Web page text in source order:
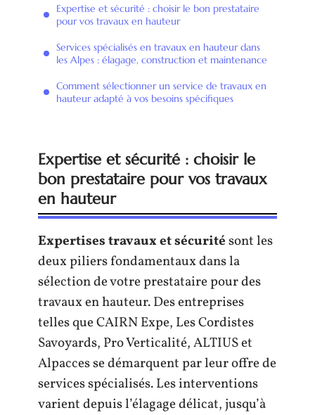
Expertise et sécurité : choisir le bon prestataire
pour vos travaux en hauteur
Services spécialisés en travaux en hauteur dans
les Alpes : élagage, construction et maintenance
Comment sélectionner un service de travaux en
hauteur adapté à vos besoins spécifiques
Expertise et sécurité : choisir le
bon prestataire pour vos travaux
en hauteur
Expertises travaux et sécuritésont les
deux piliers fondamentaux dans la
sélection de votre prestataire pour des
travaux en hauteur. Des entreprises
telles que CAIRN Expe, Les Cordistes
Savoyards, Pro Verticalité, ALTIUS et
Alpacces se démarquent par leur offre de
services spécialisés. Les interventions
varient depuis l’élagage délicat, jusqu’à